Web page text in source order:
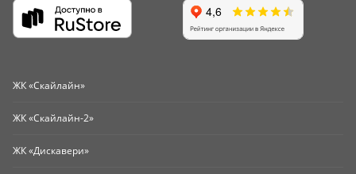
ЖК «Скайлайн»
ЖК «Скайлайн-2»
ЖК «Дискавери»